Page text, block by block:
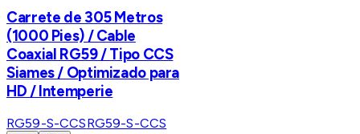
Carrete de 305 Metros
(1000 Pies) / Cable
Coaxial RG59 / Tipo CCS
Siames / Optimizado para
HD / Intemperie
RG59-S-CCSRG59-S-CCS